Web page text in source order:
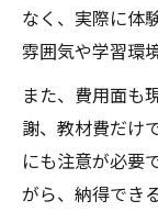
なく、実際に体
雰囲気や学習環
また、費用面も
謝、教材費だけ
にも注意が必要
がら、納得でき